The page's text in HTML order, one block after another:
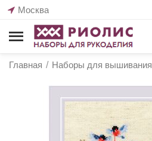
Москва
Главная / Наборы для вышивания